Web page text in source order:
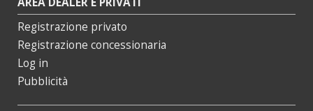
Registrazione privato
Registrazione concessionaria
Log in
Pubblicità